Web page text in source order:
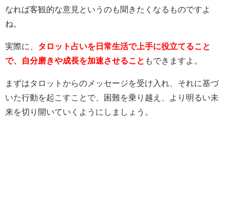
なれば客観的な意見というのも聞きたくなるものですよ
ね。
実際に、 タロット占いを日常生活で上手に役立てること
で、自分磨きや成長を加速させること もできますよ。
まずはタロットからのメッセージを受け入れ、それに基づ
いた行動を起こすことで、困難を乗り越え、より明るい未
来を切り開いていくようにしましょう。